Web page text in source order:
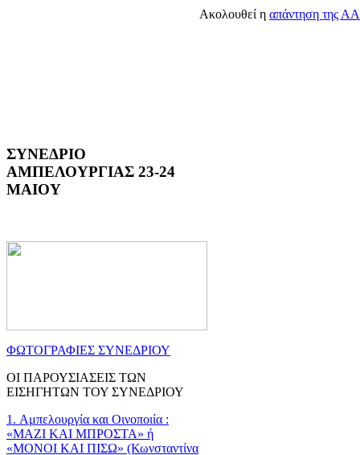
Ακολουθεί η απάντηση της
ΣΥΝΕΔΡΙΟ
ΑΜΠΕΛΟΥΡΓΙΑΣ 23-24
ΜΑΙΟΥ
ΦΩΤΟΓΡΑΦΙΕΣ ΣΥΝΕΔΡΙΟΥ
ΟΙ ΠΑΡΟΥΣΙΑΣΕΙΣ ΤΩΝ
ΕΙΣΗΓΗΤΩΝ ΤΟΥ ΣΥΝΕΔΡΙΟΥ
1. Αμπελουργία και Οινοποιία :
«ΜΑΖΙ ΚΑΙ ΜΠΡΟΣΤΑ» ή
«ΜΟΝΟΙ ΚΑΙ ΠΙΣΩ» (Κωνσταντίνα